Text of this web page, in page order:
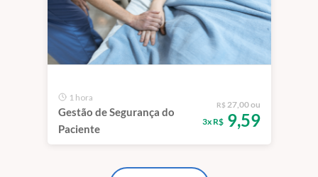
1 hora
Gestão de Segurança do
Paciente
R$ 27,00 ou
3x R$9,59